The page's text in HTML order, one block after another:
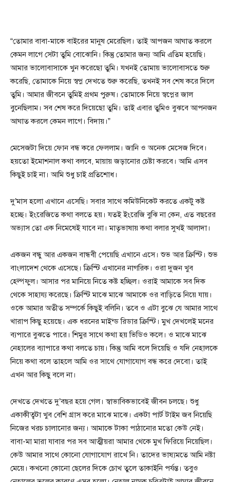
“তোমার বাবা-মাকে বাইরের মানুষ মেরেছিল। তাই আপজন আঘাত করলে
কেমন লাগে সেটা তুমি বোঝোনি। কিন্তু তোমার জন্য আমি এতিম হয়েছি।
আমার ভালোবাসাকে খুন করেছো তুমি। যখনই তোমায় ভালোবাসতে শুরু
করেছি, তোমাকে নিয়ে স্বপ্ন দেখতে শুরু করেছি, তখনই সব শেষ করে দিলে
তুমি। আমার জীবনে তুমিই প্রথম পুরুষ। তোমাকে নিয়ে স্বপ্নের জাল
বুনেছিলাম। সব শেষ করে দিয়েছো তুমি। তাই এবার তুমিও বুঝবে আপনজন
আঘাত করলে কেমন লাগে। বিদায়।”
মেসেজটা দিয়ে ফোন বন্ধ করে ফেললাম। জানি ও অনেক মেসেজ দিবে।
হয়তো ইমোশনাল কথা বলবে, মায়ায় জড়ানোর চেষ্টা করবে। আমি এসব
কিছুই চাই না। আমি শুধু চাই প্রতিশোধ।
দু’মাস হলো এখানে এসেছি। সবার সাথে কমিউনিকেট করতে একটু কষ্ট
হচ্ছে। ইংরেজিতে কথা বলতে হয়। যতই ইংরেজি বুঝি না কেন, এত বছরের
অভ্যাস তো এক নিমেষেই যাবে না। মাতৃভাষায় কথা বলার সুখই আলাদা।
একজন বন্ধু আর একজন বান্ধবী পেয়েছি এখানে এসে। শুভ আর ক্রিস্টি। শুভ
বাংলাদেশ থেকে এসেছে। ক্রিস্টি এখানের নাগরিক। ওরা দুজন খুব
হেল্পফুল। আসার পর মানিয়ে নিতে কষ্ট হচ্ছিল। ওরাই আমাকে সব দিক
থেকে সাহায্য করেছে। ক্রিস্টি মাঝে মাঝে আমাকে ওর বাড়িতে নিয়ে যায়।
ওকে আমার অতীত সম্পর্কে কিছুই বলিনি। তবে ও এটা বুঝে যে আমার সাথে
খারাপ কিছু হয়েছে। এক ধরনের মাইন্ড রিডার ক্রিস্টি। মুখ দেখলেই মনের
ব্যপারে বুঝতে পারে। শিমুর সাথে কথা হয় ভিডিও কলে। ও মাঝে মাঝে
নেহালের ব্যাপারে কথা বলতে চায়। কিন্তু আমি বলে দিয়েছি ও যদি নেহালকে
নিয়ে কথা বলে তাহলে আমি ওর সাথে যোগাযোগ বন্ধ করে দেবো। তাই
এখন আর কিছু বলে না।
দেখতে দেখতে দু’বছর হয়ে গেল। স্বাভাবিকভাবেই জীবন চলছে। শুধু
একাকীত্বটা খুব বেশি গ্রাস করে মাঝে মাঝে। একটা পার্ট টাইম জব নিয়েছি
নিজের খরচ চালানোর জন্য। আমাকে টাকা পাঠানোর মতো কেউ নেই।
বাবা-মা মারা যাবার পর সব আত্মীয়রা আমার থেকে মুখ ফিরিয়ে নিয়েছিল।
কেউ আমার সাথে কোনো যোগাযোগ রাখে নি। তাদের ভাষ্যমতে আমি নষ্টা
মেয়ে। কখনো কোনো ছেলের দিকে চোখ তুলে তাকাইনি পর্যন্ত। তবুও